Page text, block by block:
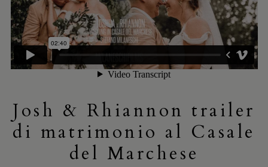
Josh & Rhiannon trailer
di matrimonio al Casale
del Marchese